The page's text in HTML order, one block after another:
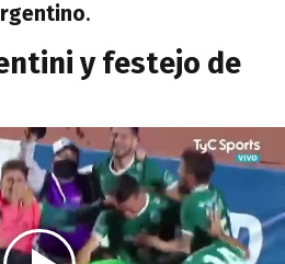
.
y festejo de